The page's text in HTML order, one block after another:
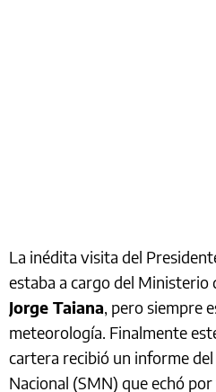
La inédita visita del
estaba a cargo del Ministerio
Jorge Taiana, pero siempre
meteorología. Finalmente
cartera recibió un informe
Nacional (SMN) que echó